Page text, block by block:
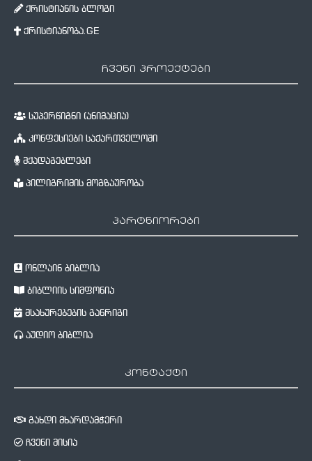
ქრისტიანის ბლოგი
ქრისტიანობა.GE
ჩვენი პროექტები
სუპერწიგნი (ანიმაცია)
კონფესიები საქართველოში
მქადაგებლები
პილიგრიმის მოგზაურობა
პარტნიორები
ონლაინ ბიბლია
ბიბლიის სიმფონია
მსახურებების განრიგი
აუდიო ბიბლია
კონტაქტი
გახდი მხარდამჭერი
ჩვენი მისია